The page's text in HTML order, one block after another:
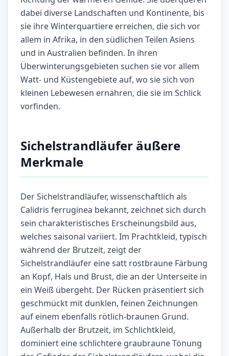
dabei diverse Landschaften und Kontinente, bis
sie ihre Winterquartiere erreichen, die sich vor
allem in Afrika, in den südlichen Teilen Asiens
und in Australien befinden. In ihren
Überwinterungsgebieten suchen sie vor allem
Watt- und Küstengebiete auf, wo sie sich von
kleinen Lebewesen ernähren, die sie im Schlick
vorfinden.
Sichelstrandläufer äußere
Merkmale
Der Sichelstrandläufer, wissenschaftlich als
Calidris ferruginea bekannt, zeichnet sich durch
sein charakteristisches Erscheinungsbild aus,
welches saisonal variiert. Im Prachtkleid, typisch
während der Brutzeit, zeigt der
Sichelstrandläufer eine satt rostbraune Färbung
an Kopf, Hals und Brust, die an der Unterseite in
ein Weiß übergeht. Der Rücken präsentiert sich
geschmückt mit dunklen, feinen Zeichnungen
auf einem ebenfalls rötlich-braunen Grund.
Außerhalb der Brutzeit, im Schlichtkleid,
dominiert eine schlichtere graubraune Tönung